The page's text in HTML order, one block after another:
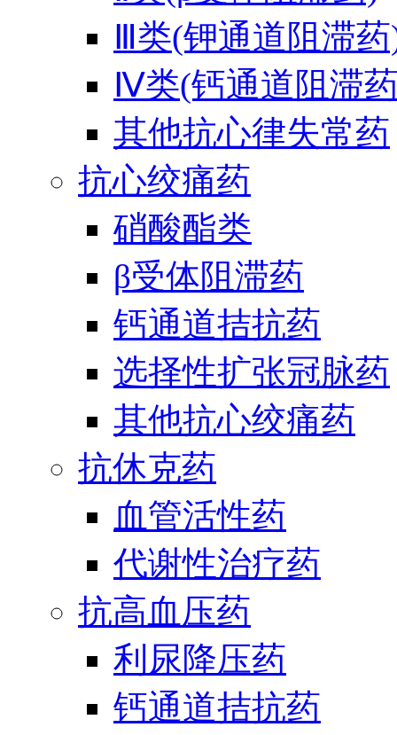
Ⅲ类(钾通道阻滞
Ⅳ类(钙通道阻滞
其他抗心律失常药
抗心绞痛药
硝酸酯类
β受体阻滞药
钙通道拮抗药
选择性扩张冠脉药
其他抗心绞痛药
抗休克药
血管活性药
代谢性治疗药
抗高血压药
利尿降压药
钙通道拮抗药